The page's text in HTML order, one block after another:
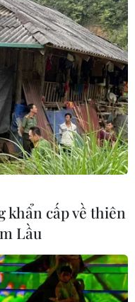
khẩn cấp về thiên
Lầu